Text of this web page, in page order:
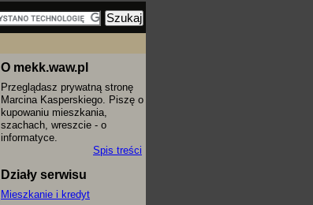
O mekk.waw.pl
Przeglądasz prywatną stronę
Marcina Kasperskiego. Piszę o
kupowaniu mieszkania,
szachach, wreszcie - o
informatyce.
Spis treści
Działy serwisu
Mieszkanie i kredyt